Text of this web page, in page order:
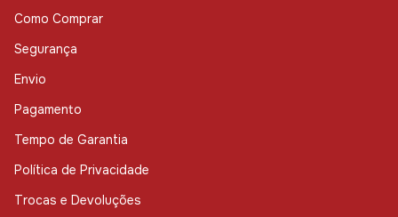
Como Comprar
Segurança
Envio
Pagamento
Tempo de Garantia
Política de Privacidade
Trocas e Devoluções